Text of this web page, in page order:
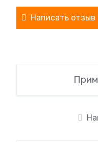
Написать отзыв